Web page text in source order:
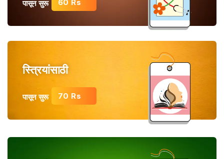
पासून सुरू 60 Rs
स्त्रियांसाठी
पासून सुरू 70 Rs